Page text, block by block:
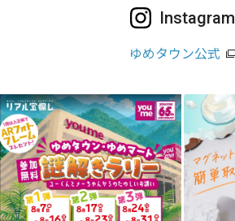
Instagram
ゆめタウン公式